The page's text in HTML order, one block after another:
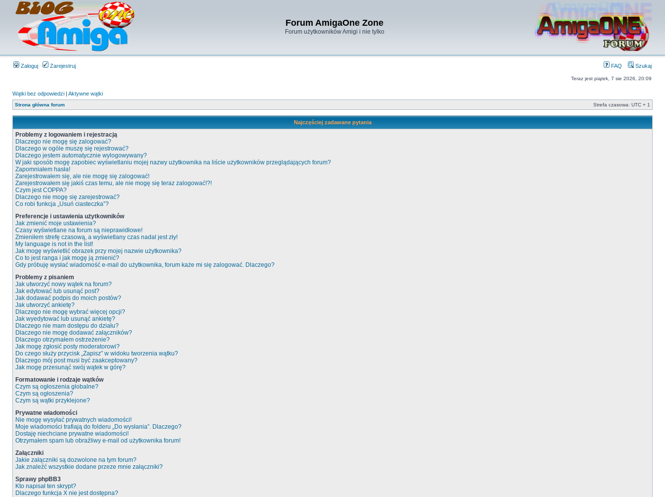
Forum AmigaOne Zone
Forum użytkowników Amigi i nie tylko
Zaloguj Zarejestruj FAQ Szukaj
Teraz jest piątek, 7 sie 2026, 20:09
Wątki bez odpowiedzi | Aktywne wątki
Strona główna forum Strefa czasowa: UTC + 1
Najczęściej zadawane pytania
Problemy z logowaniem i rejestracją
Dlaczego nie mogę się zalogować?
Dlaczego w ogóle muszę się rejestrować?
Dlaczego jestem automatycznie wylogowywany?
W jaki sposób mogę zapobiec wyświetlaniu mojej nazwy użytkownika na liście użytkowników przeglądających forum?
Zapomniałem hasła!
Zarejestrowałem się, ale nie mogę się zalogować!
Zarejestrowałem się jakiś czas temu, ale nie mogę się teraz zalogować!?!
Czym jest COPPA?
Dlaczego nie mogę się zarejestrować?
Co robi funkcja „Usuń ciasteczka”?
Preferencje i ustawienia użytkowników
Jak zmienić moje ustawienia?
Czasy wyświetlane na forum są nieprawidłowe!
Zmieniłem strefę czasową, a wyświetlany czas nadal jest zły!
My language is not in the list!
Jak mogę wyświetlić obrazek przy mojej nazwie użytkownika?
Co to jest ranga i jak mogę ją zmienić?
Gdy próbuję wysłać wiadomość e-mail do użytkownika, forum każe mi się zalogować. Dlaczego?
Problemy z pisaniem
Jak utworzyć nowy wątek na forum?
Jak edytować lub usunąć post?
Jak dodawać podpis do moich postów?
Jak utworzyć ankietę?
Dlaczego nie mogę wybrać więcej opcji?
Jak wyedytować lub usunąć ankietę?
Dlaczego nie mam dostępu do działu?
Dlaczego nie mogę dodawać załączników?
Dlaczego otrzymałem ostrzeżenie?
Jak mogę zgłosić posty moderatorowi?
Do czego służy przycisk „Zapisz” w widoku tworzenia wątku?
Dlaczego mój post musi być zaakceptowany?
Jak mogę przesunąć swój wątek w górę?
Formatowanie i rodzaje wątków
Czym są ogłoszenia globalne?
Czym są ogłoszenia?
Czym są wątki przyklejone?
Prywatne wiadomości
Nie mogę wysyłać prywatnych wiadomości!
Moje wiadomości trafiają do folderu „Do wysłania”. Dlaczego?
Dostaję niechciane prywatne wiadomości!
Otrzymałem spam lub obraźliwy e-mail od użytkownika forum!
Załączniki
Jakie załączniki są dozwolone na tym forum?
Jak znaleźć wszystkie dodane przeze mnie załączniki?
Sprawy phpBB3
Kto napisał ten skrypt?
Dlaczego funkcja X nie jest dostępna?